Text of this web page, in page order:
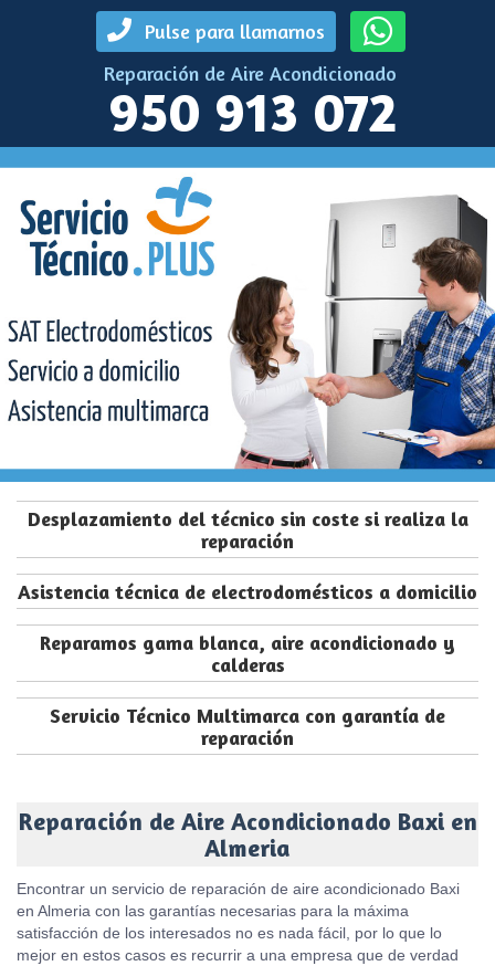
Pulse para llamarnos
Reparación de Aire Acondicionado
950 913 072
Desplazamiento del técnico sin coste si realiza la
reparación
Asistencia técnica de electrodomésticos a domicilio
Reparamos gama blanca, aire acondicionado y
calderas
Servicio Técnico Multimarca con garantía de
reparación
Reparación de Aire Acondicionado Baxi en
Almeria
Encontrar un servicio de reparación de aire acondicionado Baxi
en Almeria con las garantías necesarias para la máxima
satisfacción de los interesados no es nada fácil, por lo que lo
mejor en estos casos es recurrir a una empresa que de verdad